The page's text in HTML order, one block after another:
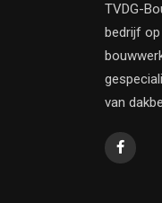
TVDG-
bedrijf
van